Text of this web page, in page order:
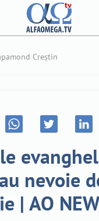
Creștin
nevoie
| AO